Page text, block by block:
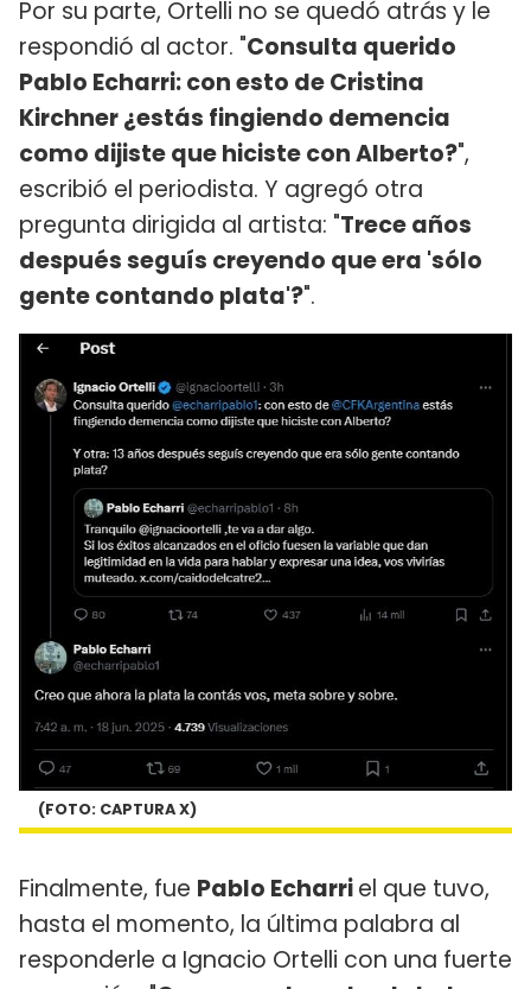
Por su parte, Ortelli no se quedó atrás y le
respondió al actor. "Consulta querido
Pablo Echarri: con esto de Cristina
Kirchner ¿estás fingiendo demencia
como dijiste que hiciste con Alberto?",
escribió el periodista. Y agregó otra
pregunta dirigida al artista: "Trece años
después seguís creyendo que era 'sólo
gente contando plata'?".
(FOTO: CAPTURA X)
Finalmente, fue Pablo Echarriel que tuvo,
hasta el momento, la última palabra al
responderle a Ignacio Ortelli con una fuerte